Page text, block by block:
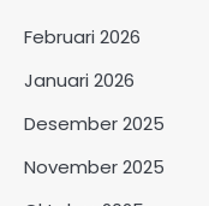
Februari 2026
Januari 2026
Desember 2025
November 2025